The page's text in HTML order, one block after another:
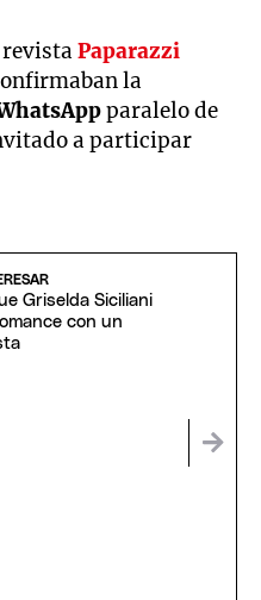
revistaPaparazzi
la
paralelo de
a participar
Griselda Siciliani
con un